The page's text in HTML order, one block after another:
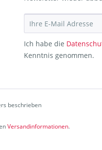
Ich habe die
Kenntnis genommen.
beschrieben
Versandinformationen.